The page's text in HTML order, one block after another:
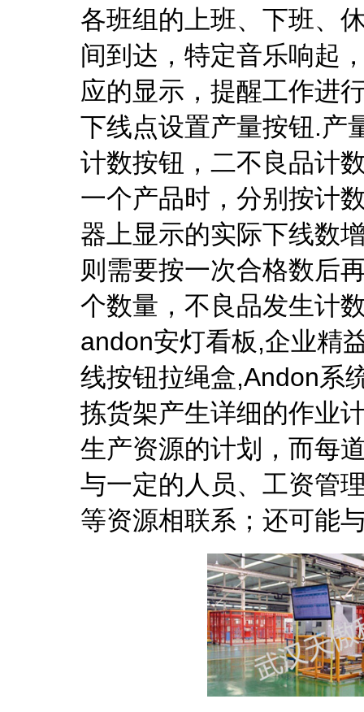
各班组的上班、下班、
间到达，特定音乐响起
应的显示，提醒工作进
下线点设置产量按钮.产
计数按钮，二不良品计
一个产品时，分别按计
器上显示的实际下线数
则需要按一次合格数后
个数量，不良品发生计
andon安灯看板,企业精
线按钮拉绳盒,Andon系
拣货架产生详细的作业
生产资源的计划，而每
与一定的人员、工资管
等资源相联系；还可能